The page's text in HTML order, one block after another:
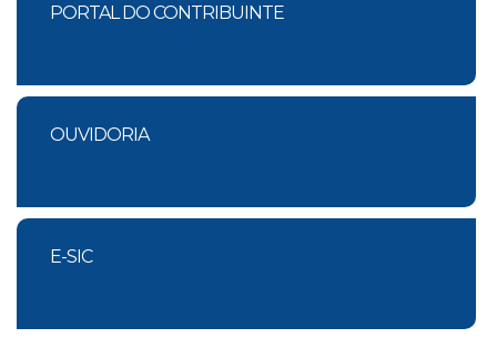
PORTAL DO CONTRIBUINTE
OUVIDORIA
E-SIC